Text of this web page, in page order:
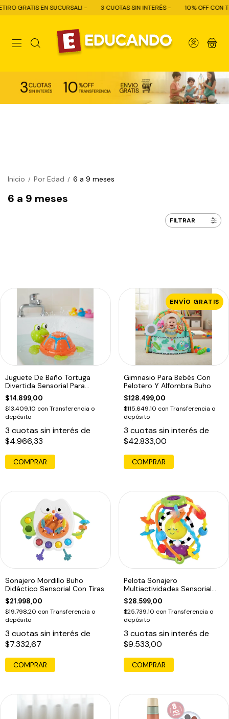
- 3 CUOTAS SIN INTERÉS - 10% OFF CON TRANSFERENCIA -
0
Inicio / Por Edad / 6 a 9 meses
6 a 9 meses
FILTRAR
Juguete De Baño Tortuga
Divertida Sensorial Para
Bebes
$14.899,00
$13.409,10 con Transferencia o
depósito
3 cuotas sin interés de
$4.966,33
ENVÍO GRATIS
Gimnasio Para Bebés Con
Pelotero Y Alfombra Buho
$128.499,00
$115.649,10 con Transferencia o
depósito
3 cuotas sin interés de
$42.833,00
Sonajero Mordillo Buho
Didáctico Sensorial Con Tiras
$21.998,00
$19.798,20 con Transferencia o
depósito
3 cuotas sin interés de
$7.332,67
COMPRAR
Pelota Sonajero
Multiactividades Sensorial
Bebe Prono Espejo Multicolor
$28.599,00
$25.739,10 con Transferencia o
depósito
3 cuotas sin interés de
$9.533,00